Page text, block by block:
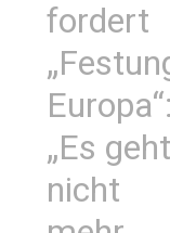
fordert
Europa“:
„Es geht
nicht